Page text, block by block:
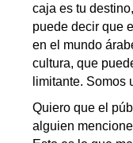
caja es tu
puede decir que
en el mundo
cultura, que
limitante. Somos
Quiero que el
alguien